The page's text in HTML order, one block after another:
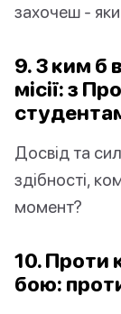
захочеш -
9. З ким б
місії: з
Досвід та
здібності,
момент?
10. Проти
бою: